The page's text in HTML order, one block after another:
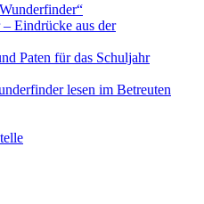
Eindrücke aus der
Paten für das Schuljahr
lesen im Betreuten